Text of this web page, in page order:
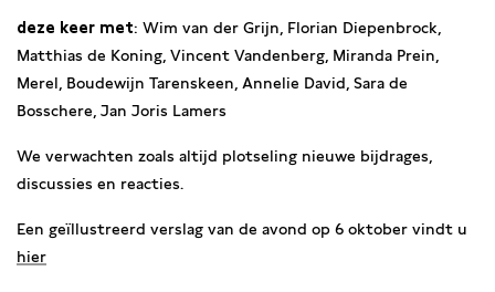
deze keer met: Wim van der Grijn, Florian Diepenbrock,
Matthias de Koning, Vincent Vandenberg, Miranda Prein,
Merel, Boudewijn Tarenskeen, Annelie David, Sara de
Bosschere, Jan Joris Lamers
We verwachten zoals altijd plotseling nieuwe bijdrages,
discussies en reacties.
Een geïllustreerd verslag van de avond op 6 oktober vindt u
hier